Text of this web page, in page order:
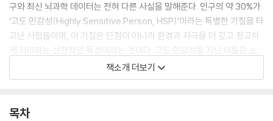
구와 최신 뇌과학 데이터는 전혀 다른 사실을 말해준다. 인구의 약 30%가
‘고도 민감성(Highly Sensitive Person, HSP)’이라는 특별한 기질을 타
고난 사람들이며, 이 기질은 단점이 아니라 환경과 자극을 더 깊고 정교하
게 처리하는 선천적인 특성이라는 것이다. 고도 민감성을 지닌 이들은 소
음이나 빛, 냄새와 같은 물리적 자극뿐만 아니라 타인의 미세한 표정 변화
와 공간의 숨겨진 분위기까지 본능적으로 감지하는 섬세한 안테나를 지니
책소개 더보기
목차